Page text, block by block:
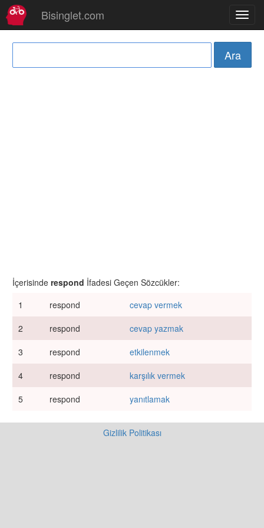
Bisinglet.com
İçerisinde respond İfadesi Geçen Sözcükler:
1
respond
cevap vermek
2
respond
cevap yazmak
3
respond
etkilenmek
4
respond
karşılık vermek
5
respond yanıtlamak
Gizlilik Politikası